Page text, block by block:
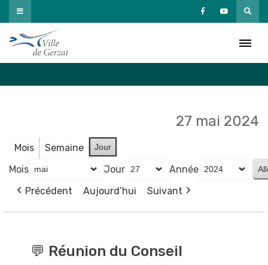
Passer
au
contenu
27 mai 2024
Mois Semaine Jour
Mois Jour
Année
Précédent
Aujourd’hui Suivant
Réunion💬 Réunion du Conseil